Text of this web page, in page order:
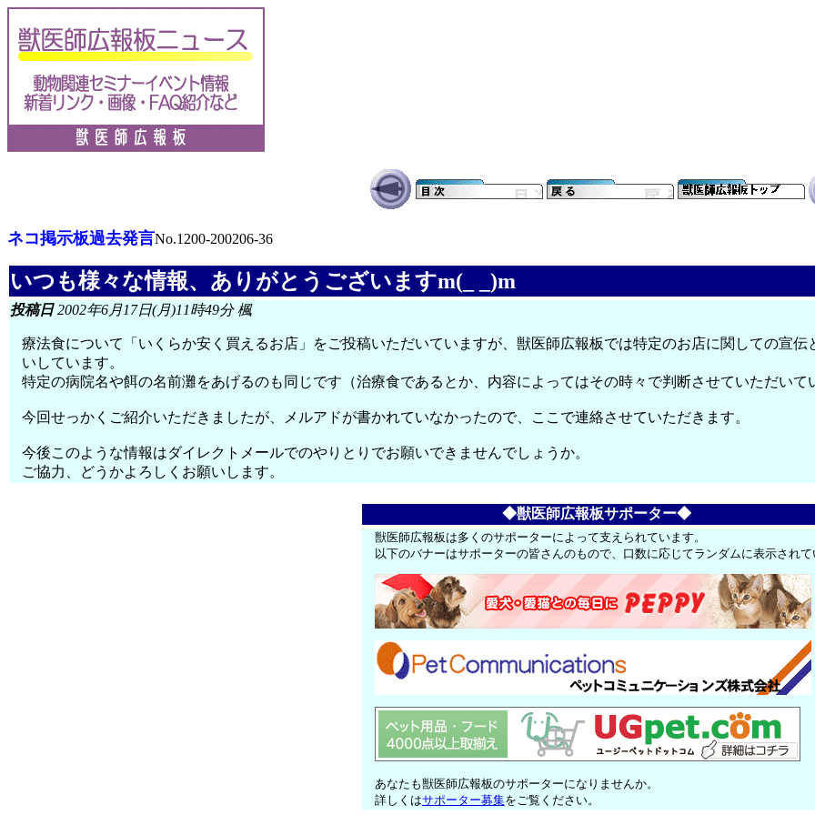
ネコ掲示板過去発言No.1200-200206-36
いつも様々な情報、ありがとうございますm(_ _)m
投稿日2002年6月17日(月)11時49分 楓
療法食について「いくらか安く買えるお店」をご投稿いただいていますが、獣医師広報板では特定のお店に関しての宣
いしています。
特定の病院名や餌の名前灘をあげるのも同じです（治療食であるとか、内容によってはその時々で判断させていただいて
今回せっかくご紹介いただきましたが、メルアドが書かれていなかったので、ここで連絡させていただきます。
今後このような情報はダイレクトメールでのやりとりでお願いできませんでしょうか。
ご協力、どうかよろしくお願いします。
◆獣医師広報板サポーター◆
獣医師広報板は多くのサポーターによって支えられています。
以下のバナーはサポーターの皆さんのもので、口数に応じてランダムに表示され
あなたも獣医師広報板のサポーターになりませんか。
詳しくはサポーター募集をご覧ください。